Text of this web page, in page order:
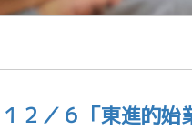
１２／６「東進的始